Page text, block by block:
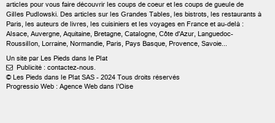
articles pour vous faire découvrir les coups de coeur et les coups de gueule de
Gilles Pudlowski. Des articles sur les Grandes Tables, les bistrots, les restaurants à
Paris, les auteurs de livres, les cuisiniers et les voyages en France et au-delà :
Alsace, Auvergne, Aquitaine, Bretagne, Catalogne, Côte d'Azur, Languedoc-
Roussillon, Lorraine, Normandie, Paris, Pays Basque, Provence, Savoie...
Un site par Les Pieds dans le Plat
 Publicité : contactez-nous.
© Les Pieds dans le Plat SAS - 2024 Tous droits réservés
Progressio Web : Agence Web dans l'Oise